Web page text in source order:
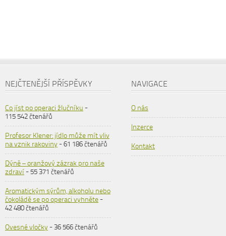
NEJČTENĚJŠÍ PŘÍSPĚVKY
Co jíst po operaci žlučníku -
115 542 čtenářů
Profesor Klener: jídlo může mít vliv
na vznik rakoviny- 61 186 čtenářů
Dýně – oranžový zázrak pro naše
zdraví- 55 371 čtenářů
Aromatickým sýrům, alkoholu nebo
čokoládě se po operaci vyhněte-
42 480 čtenářů
Ovesné vločky- 36 566 čtenářů
NAVIGACE
O nás
Inzerce
Kontakt